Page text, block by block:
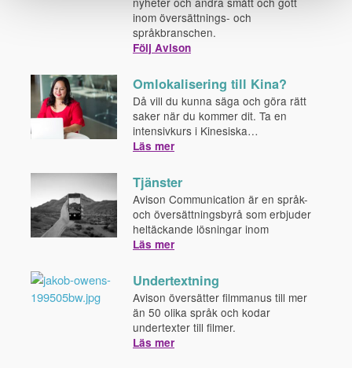
inom översättnings- och
språkbranschen.
Följ Avison
Omlokalisering till Kina?
Då vill du kunna säga och göra rätt
saker när du kommer dit. Ta en
intensivkurs i Kinesiska…
Läs mer
Tjänster
Avison Communication är en språk-
och översättningsbyrå som erbjuder
heltäckande lösningar inom
Läs mer
Undertextning
Avison översätter filmmanus till mer
än 50 olika språk och kodar
undertexter till filmer.
Läs mer